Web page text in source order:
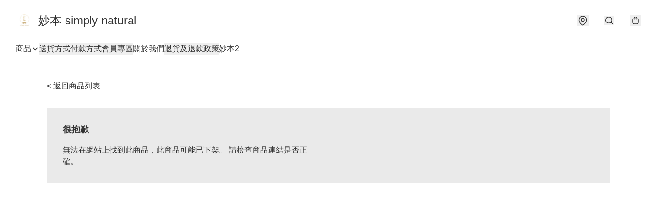
妙本 simply natural
商品 送貨方式付款方式會員專區關於我們退貨及退款政策妙本2
< 返回商品列表
很抱歉
無法在網站上找到此商品，此商品可能已下架。 請檢查商品連結是否正
確。